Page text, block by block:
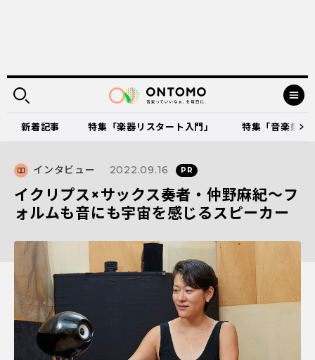
新着記事 特集「楽器リスタート入門」 特集「音楽祭
インタビュー 2022.09.16
イクリプス×サックス奏者・仲野麻紀～フ
ォルムも音にも宇宙を感じるスピーカー